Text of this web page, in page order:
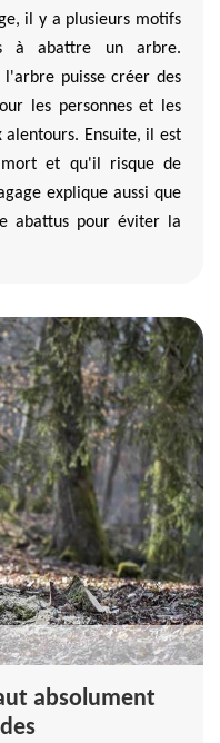
il y a plusieurs motifs
à abattre un arbre.
puisse créer des
les personnes et les
Ensuite, il est
et qu'il risque de
explique aussi que
abattus pour éviter la
absolument